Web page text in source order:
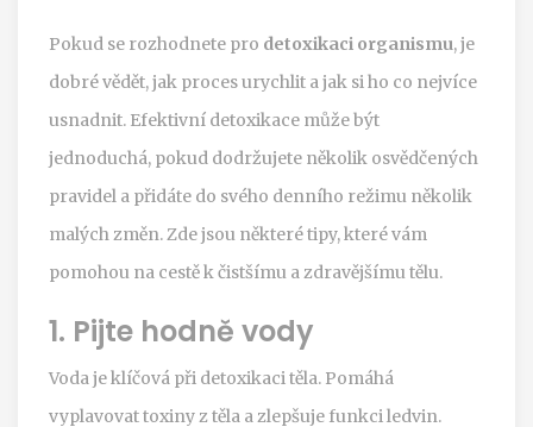
Pokud se rozhodnete pro detoxikaci organismu, je
dobré vědět, jak proces urychlit a jak si ho co nejvíce
usnadnit. Efektivní detoxikace může být
jednoduchá, pokud dodržujete několik osvědčených
pravidel a přidáte do svého denního režimu několik
malých změn. Zde jsou některé tipy, které vám
pomohou na cestě k čistšímu a zdravějšímu tělu.
1. Pijte hodně vody
Voda je klíčová při detoxikaci těla. Pomáhá
vyplavovat toxiny z těla a zlepšuje funkci ledvin.